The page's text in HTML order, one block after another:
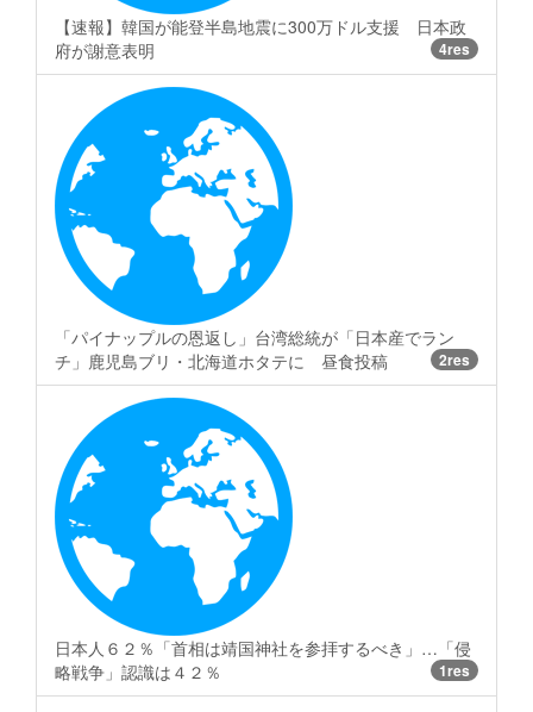
【速報】韓国が能登半島地震に300万ドル支援 日本政
府が謝意表明
4res
「パイナップルの恩返し」台湾総統が「日本産でラン
チ」鹿児島ブリ・北海道ホタテに 昼食投稿
2res
日本人６２％「首相は靖国神社を参拝するべき」…「侵
略戦争」認識は４２％
1res